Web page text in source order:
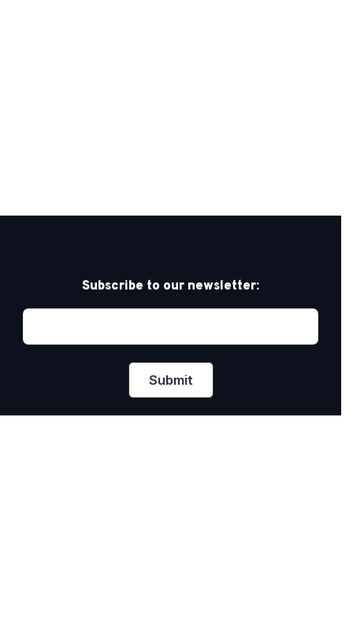
Subscribe to our newsletter: